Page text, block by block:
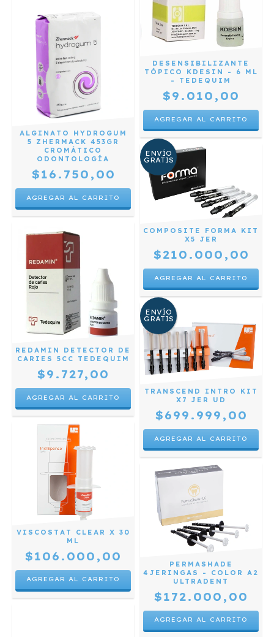
ALGINATO HYDROGUM
5 ZHERMACK 453GR
CROMÁTICO
ODONTOLOGÍA
$16.750,00
DESENSIBILIZANTE
TÓPICO KDESIN - 6 ML
- TEDEQUIM
$9.010,00
REDAMIN DETECTOR DE
CARIES 5CC TEDEQUIM
$9.727,00
ENVÍO
GRATIS
COMPOSITE FORMA KIT
X5 JER
$210.000,00
VISCOSTAT CLEAR X 30
ML
$106.000,00
ENVÍO
GRATIS
TRANSCEND INTRO KIT
X7 JER UD
$699.999,00
PERMASHADE
4JERINGAS - COLOR A2
ULTRADENT
$172.000,00